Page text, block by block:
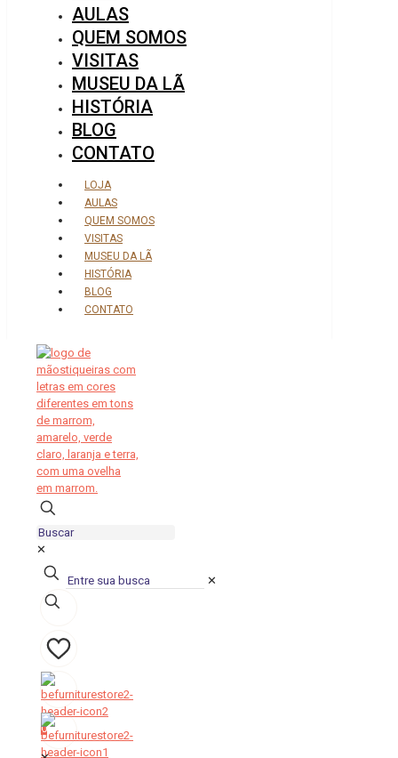
AULAS
QUEM SOMOS
VISITAS
MUSEU DA LÃ
HISTÓRIA
BLOG
CONTATO
LOJA
AULAS
QUEM SOMOS
VISITAS
MUSEU DA LÃ
HISTÓRIA
BLOG
CONTATO
✕
✕
0
0